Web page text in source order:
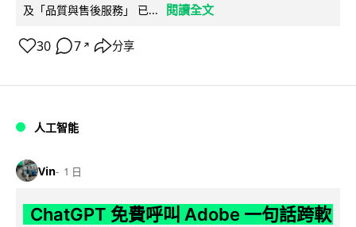
及「品質與售後服務」 已...
閱讀全文
30 7 ↗ 分享
人工智能
Vin 1 日
ChatGPT 免費呼叫 Adobe 一句話跨軟